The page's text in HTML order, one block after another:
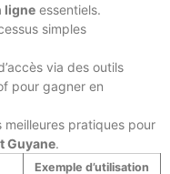
ligne essentiels.
simples
via des outils
pour gagner en
meilleures pratiques pour
Guyane.
Exemple d’utilisation